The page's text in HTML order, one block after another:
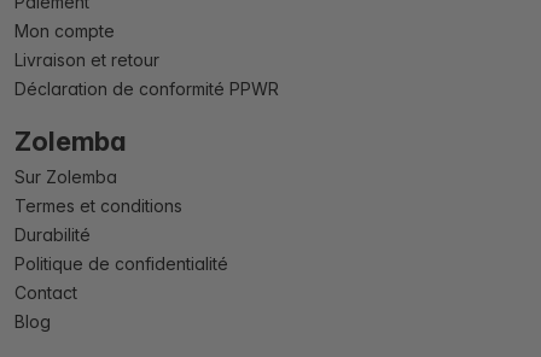
Mon compte
Livraison et retour
Déclaration de conformité PPWR
Zolemba
Sur Zolemba
Termes et conditions
Durabilité
Politique de confidentialité
Contact
Blog